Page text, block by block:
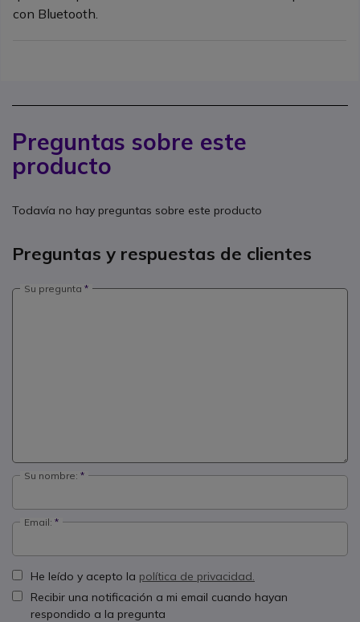
con Bluetooth.
Preguntas sobre este
producto
Todavía no hay preguntas sobre este producto
Preguntas y respuestas de clientes
Su pregunta
Su nombre:
Email:
He leído y acepto la política de privacidad.
Recibir una notificación a mi email cuando hayan
respondido a la pregunta